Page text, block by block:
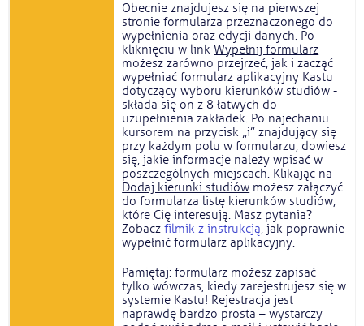
Obecnie znajdujesz się na pierwszej
stronie formularza przeznaczonego do
wypełnienia oraz edycji danych. Po
kliknięciu w linkWypełnij formularz
możesz zarówno przejrzeć, jak i zacząć
wypełniać formularz aplikacyjny Kastu
dotyczący wyboru kierunków studiów -
składa się on z 8 łatwych do
uzupełnienia zakładek. Po najechaniu
kursorem na przycisk „i” znajdujący się
przy każdym polu w formularzu, dowiesz
się, jakie informacje należy wpisać w
poszczególnych miejscach. Klikając na
Dodaj kierunki studiów możesz załączyć
do formularza listę kierunków studiów,
które Cię interesują. Masz pytania?
Zobaczfilmik z instrukcją, jak poprawnie
wypełnić formularz aplikacyjny.
Pamiętaj: formularz możesz zapisać
tylko wówczas, kiedy zarejestrujesz się w
systemie Kastu! Rejestracja jest
naprawdę bardzo prosta – wystarczy